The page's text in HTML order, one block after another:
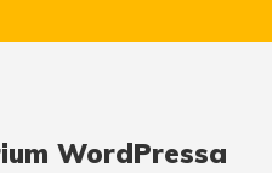
WordPressa